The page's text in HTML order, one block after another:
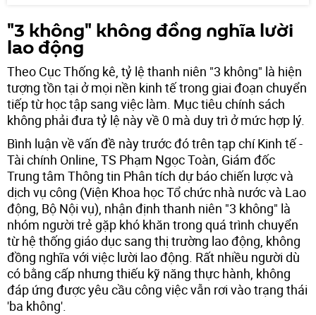
"3 không" không đồng nghĩa lười
lao động
Theo Cục Thống kê, tỷ lệ thanh niên "3 không" là hiện
tượng tồn tại ở mọi nền kinh tế trong giai đoạn chuyển
tiếp từ học tập sang việc làm. Mục tiêu chính sách
không phải đưa tỷ lệ này về 0 mà duy trì ở mức hợp lý.
Bình luận về vấn đề này trước đó trên tạp chí Kinh tế -
Tài chính Online, TS Phạm Ngọc Toàn, Giám đốc
Trung tâm Thông tin Phân tích dự báo chiến lược và
dịch vụ công (Viện Khoa học Tổ chức nhà nước và Lao
động, Bộ Nội vụ), nhận định thanh niên "3 không" là
nhóm người trẻ gặp khó khăn trong quá trình chuyển
từ hệ thống giáo dục sang thị trường lao động, không
đồng nghĩa với việc lười lao động. Rất nhiều người dù
có bằng cấp nhưng thiếu kỹ năng thực hành, không
đáp ứng được yêu cầu công việc vẫn rơi vào trạng thái
'ba không'.